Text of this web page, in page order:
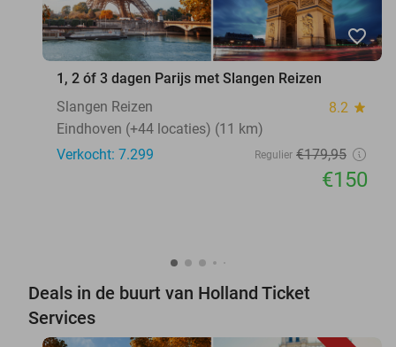
favorite_border
1, 2 óf 3 dagen Parijs met Slangen Reizen
Slangen Reizen
8.2 star
Eindhoven (+44 locaties) (11 km)
Verkocht: 7.299
Regulier €179,95
€150
Deals in de buurt van Holland Ticket
Services